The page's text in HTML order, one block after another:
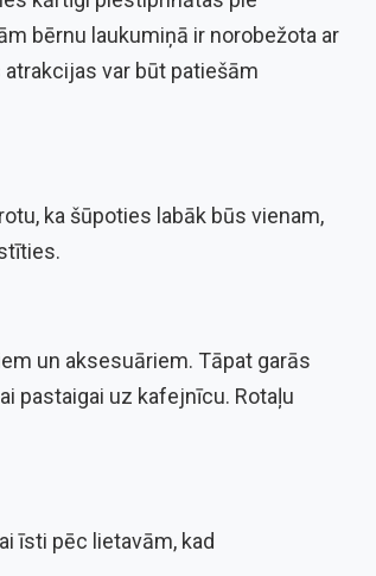
bērnu laukumiņā ir norobežota ar
var būt patiešām
ka šūpoties labāk būs vienam,
un aksesuāriem. Tāpat garās
pastaigai uz kafejnīcu. Rotaļu
īsti pēc lietavām, kad